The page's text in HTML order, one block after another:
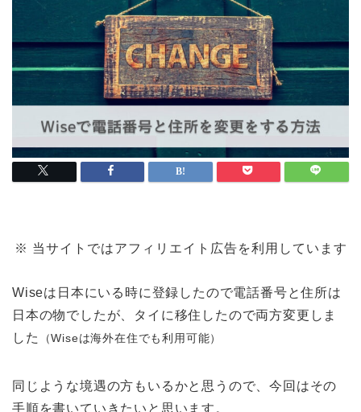
※ 当サイトではアフィリエイト広告を利用しています
Wiseは日本にいる時に登録したので電話番号と住所は
日本の物でしたが、タイに移住したので両方変更しま
した
（Wiseは海外在住でも利用可能）
同じような境遇の方もいるかと思うので、今回はその
手順を書いていきたいと思います。